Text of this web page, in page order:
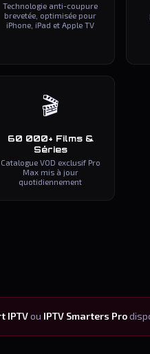
Technologie anti-coupure
brevetée, optimisée pour
iPhone, iPad et Apple TV
🎬
60 000+ Films &
Séries
Catalogue VOD exclusif Pro
Max mis à jour
quotidiennement
IPTVou IPTV Smarters Pro